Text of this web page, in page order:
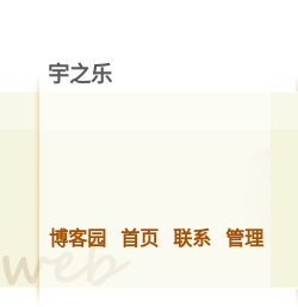
宇之乐
博客园 首页 联系 管理